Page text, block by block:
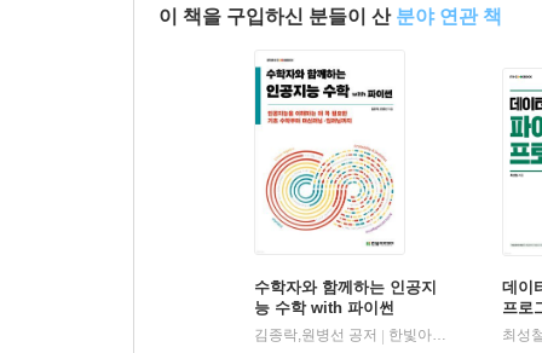
이 책을 구입하신 분들이 산 분야 연관 책
수학자와 함께하는 인공지
능 수학 with 파이썬
김종락,원병선 공저 | 한빛아카데미
데이
프로
최성